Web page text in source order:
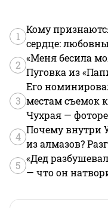
1
Кому
сердце:
2
«Меня бесила
Пуговка из
3
Его
местам съемок
Чухрая —
4
Почему внутри
из алмазов?
5
«Дед
— что он